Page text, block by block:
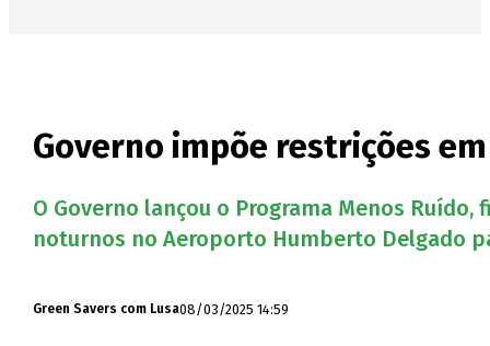
Governo impõe restrições
O Governo lançou o Programa Menos
noturnos no Aeroporto Humberto Delgado
Green Savers com Lusa08/03/2025 14:59